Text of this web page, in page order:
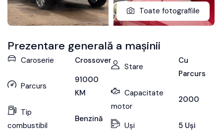
Toate fotografiile
Prezentare generală a mașinii
Caroserie Crossover
Parcurs
91000
KM
Tip
combustibil
Benzină
Stare
Cu
Parcurs
Capacitate
motor
2000
Uși
5 Uși